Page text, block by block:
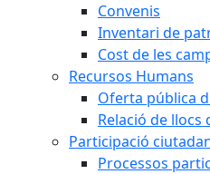
Convenis
Inventari de
Cost de les
Recursos Humans
Oferta pública
Relació de
Participació
Processos